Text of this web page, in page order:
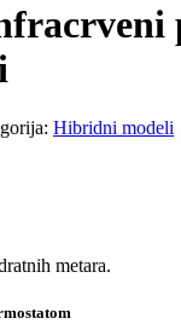
Hibridni modeli
metara.